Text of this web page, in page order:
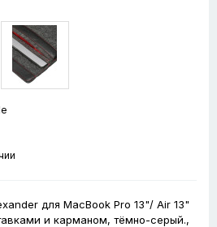
для MacBook Pro 13"/ Air 13"
и карманом, тёмно-серый.,